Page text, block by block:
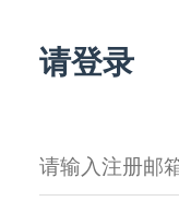
请登录